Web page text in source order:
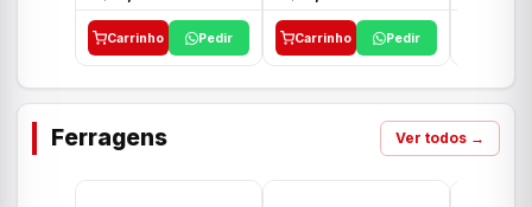
Carrinho Pedir Carrinho Pedir
Ferragens Ver todos →